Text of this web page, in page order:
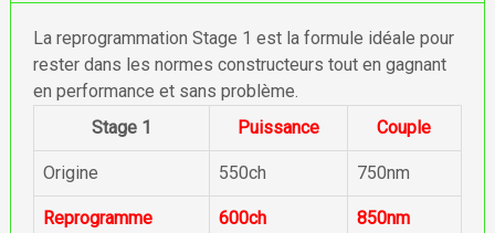
La reprogrammation Stage 1 est la formule idéale pour
rester dans les normes constructeurs tout en gagnant
en performance et sans problème.
Stage 1
Puissance Couple
Origine 550ch 750nm
Reprogramme 600ch 850nm